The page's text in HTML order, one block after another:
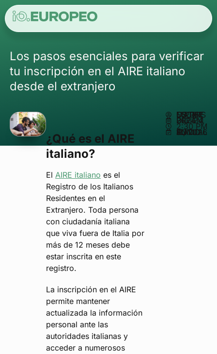
Los pasos esenciales para verificar
tu inscripción en el AIRE italiano
desde el extranjero
¿Qué es el AIRE
italiano?
ElAIRE italiano es el
Registro de los Italianos
Residentes en el
Extranjero. Toda persona
con ciudadanía italiana
que viva fuera de Italia por
más de 12 meses debe
estar inscrita en este
registro.
La inscripción en el AIRE
permite mantener
actualizada la información
personal ante las
autoridades italianas y
acceder a numerosos
ESCRITO POR
MATHEUS REIS
DICIEMBRE 24, 2024
2:30 PM
ACTUALIZADO EN JUNIO 11, 2026